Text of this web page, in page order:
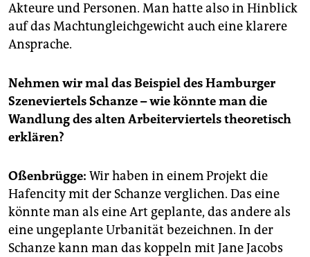
Akteure und Personen. Man hatte also in Hinblick
auf das Machtungleichgewicht auch eine klarere
Ansprache.
Nehmen wir mal das Beispiel des Hamburger
Szeneviertels Schanze – wie könnte man die
Wandlung des alten Arbeiterviertels theoretisch
erklären?
Oßenbrügge: Wir haben in einem Projekt die
Hafencity mit der Schanze verglichen. Das eine
könnte man als eine Art geplante, das andere als
eine ungeplante Urbanität bezeichnen. In der
Schanze kann man das koppeln mit Jane Jacobs